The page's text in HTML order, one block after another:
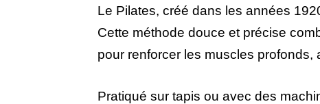
Le Pilates, créé dans les années
Cette méthode douce et précise
pour renforcer les muscles
Pratiqué sur tapis ou avec des